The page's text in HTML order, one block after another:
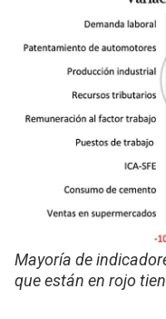
Mayoría de
que están en rojo